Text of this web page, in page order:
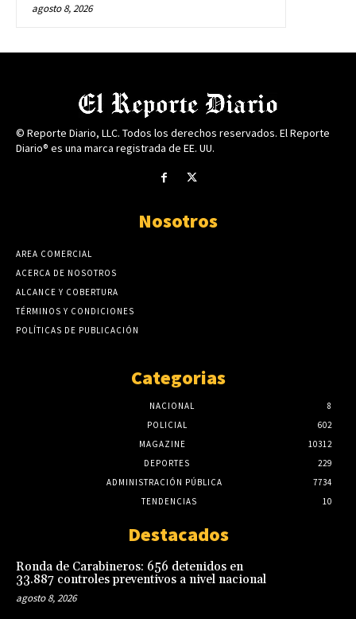
agosto 8, 2026
© Reporte Diario, LLC. Todos los derechos reservados. El Reporte
Diario® es una marca registrada de EE. UU.
Nosotros
AREA COMERCIAL
ACERCA DE NOSOTROS
ALCANCE Y COBERTURA
TÉRMINOS Y CONDICIONES
POLÍTICAS DE PUBLICACIÓN
Categorias
NACIONAL
8
POLICIAL
602
MAGAZINE
10312
DEPORTES
229
ADMINISTRACIÓN PÚBLICA
7734
TENDENCIAS
10
Destacados
Ronda de Carabineros: 656 detenidos en
33.887 controles preventivos a nivel nacional
agosto 8, 2026